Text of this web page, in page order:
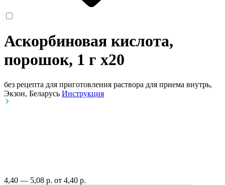
Аскорбиновая кислота,
порошок, 1 г x20
без рецепта для приготовления раствора для приема внутрь,
Экзон, Беларусь Инструкция
4,40 — 5,08 р. от 4,40 р.